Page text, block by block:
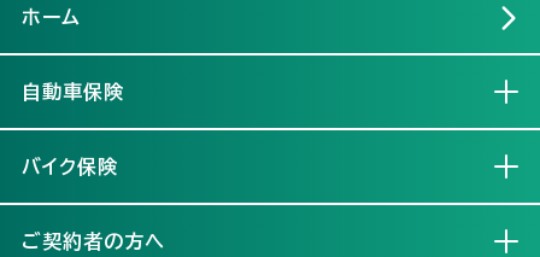
ホーム
自動車保険
バイク保険
ご契約者の方へ